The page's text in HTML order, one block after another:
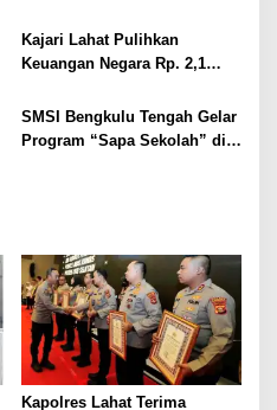
Terus Dipertajam Kajari Lahat
Kajari Lahat Pulihkan
Keuangan Negara Rp. 2,1
SMSI Bengkulu Tengah Gelar
Program “Sapa Sekolah” di
Kapolres Lahat Terima